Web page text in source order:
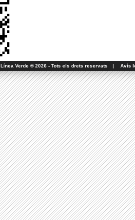
Línea Verde ® 2026 - Tots els drets reservats | Avís